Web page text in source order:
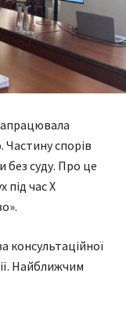
спорів
без суду. Про це
під час X
консультаційної
Найближчим